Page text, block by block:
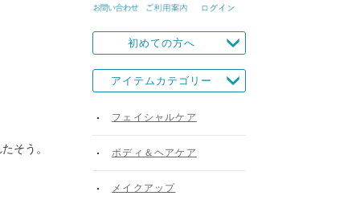
そう。
初めての方へ
アイテムカテゴリー
フェイシャルケア
ボディ＆ヘアケア
メイクアップ